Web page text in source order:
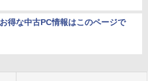
得な中古PC情報はこのページで